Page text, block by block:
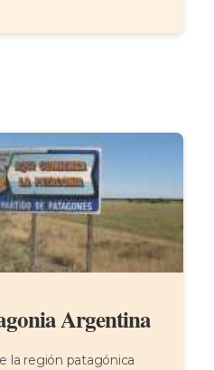
Argentina
la región patagónica